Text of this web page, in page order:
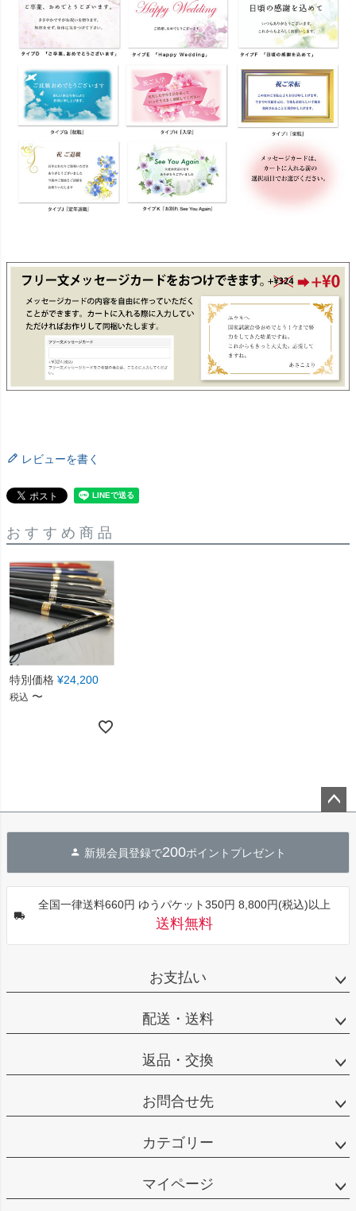
レビューを書く
おすすめ商品
特別価格 ¥24,200
税込 〜
へ
新規会員登録で200ポイントプレゼント
全国一律送料660円 ゆうパケット350円 8,800円(税込)以上
送料無料
お支払い
配送・送料
返品・交換
お問合せ先
カテゴリー
マイページ